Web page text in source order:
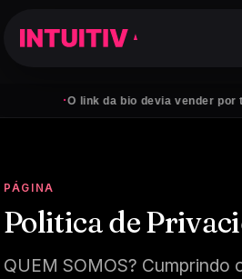
O link da bio devia vender por ti
PÁGINA
Politica de
QUEM SOMOS? Cumprindo